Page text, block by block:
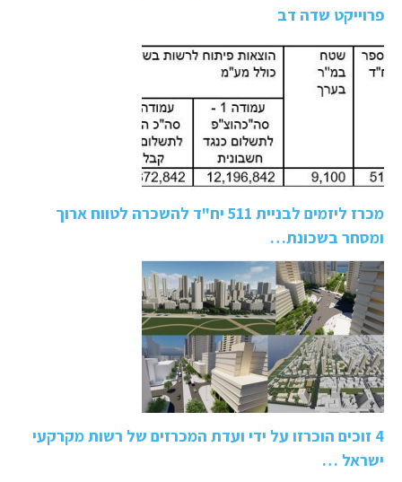
פרוייקט שדה דב
מכרז ליזמים לבניית 511 יח"ד להשכרה לטווח ארוך
ומסחר בשכונת…
4 זוכים הוכרזו על ידי ועדת המכרזים של רשות מקרקעי
ישראל …